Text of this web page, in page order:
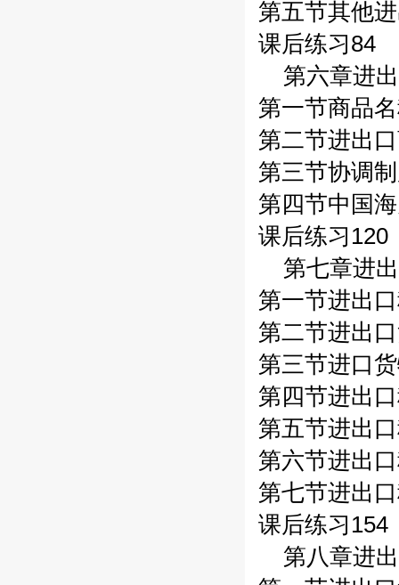
第五节其他
课后练习84
第六章进
第一节商品
第二节进出
第三节协调
第四节中国
课后练习120
第七章进
第一节进出
第二节进出
第三节进口
第四节进出
第五节进出
第六节进出
第七节进出
课后练习154
第八章进